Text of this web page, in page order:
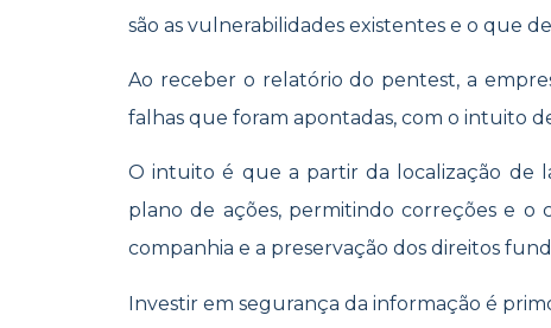
são as vulnerabilidades existentes e o que
Ao receber o relatório do pentest, a
falhas que foram apontadas, com o intuito
O intuito é que a partir da localização de
plano de ações, permitindo correções e
companhia e a preservação dos direitos
Investir em segurança da informação é